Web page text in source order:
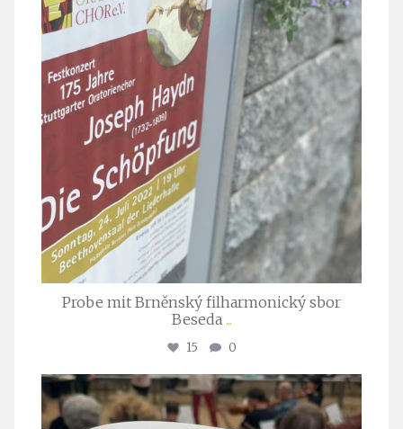
Probe mit Brněnský filharmonický sbor
Beseda ...
15 0
stuttgarter_oratorienchor
Juli 23